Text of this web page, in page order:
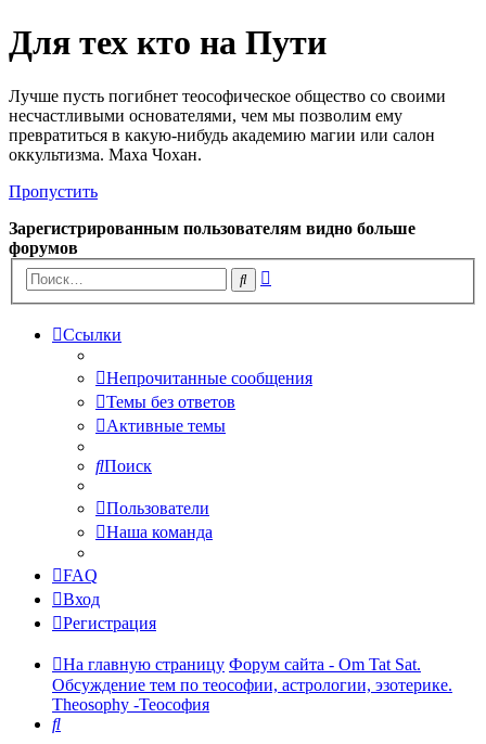
Для тех кто на Пути
Лучше пусть погибнет теософическое общество со своими
несчастливыми основателями, чем мы позволим ему
превратиться в какую-нибудь академию магии или салон
оккультизма. Маха Чохан.
Пропустить
Зарегистрированным пользователям видно больше
форумов
Поиск
Ссылки
Непрочитанные сообщения
Темы без ответов
Активные темы
Поиск
Пользователи
Наша команда
FAQ
Вход
Регистрация
На главную страницу Форум сайта - Om Tat Sat.
Обсуждение тем по теософии, астрологии, эзотерике.
Theosophy -Теософия
Поиск